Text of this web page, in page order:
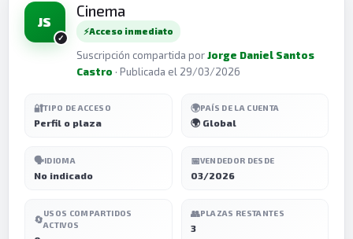
JS
Cinema
⚡Acceso inmediato
Suscripción compartida porJorge Daniel Santos
Castro · Publicada el 29/03/2026
🔐TIPO DE ACCESO
Perfil o plaza
🌍PAÍS DE LA CUENTA
🌍 Global
🗣️IDIOMA
No indicado
📅VENDEDOR DESDE
03/2026
🔄
USOS COMPARTIDOS
ACTIVOS
👥PLAZAS RESTANTES
3